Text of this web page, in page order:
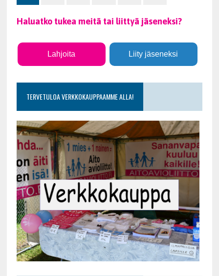
Haluatko tukea meitä tai liittyä jäseneksi?
Lahjoita Liity jäseneksi
TERVETULOA VERKKOKAUPPAAMME ALLA!